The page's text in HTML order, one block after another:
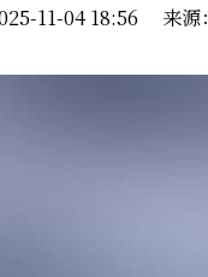
11-04 18:56 来源